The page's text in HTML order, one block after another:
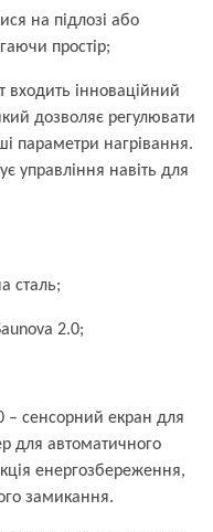
на підлозі або
простір;
входить інноваційний
дозволяє регулювати
параметри нагрівання.
управління навіть для
сталь;
2.0;
– сенсорний екран для
для автоматичного
енергозбереження,
замикання.